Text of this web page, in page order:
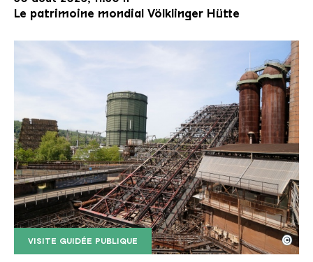
Le patrimoine mondial Völklinger Hütte
VISITE GUIDÉE PUBLIQUE
Le monte-charge incliné de la Völklinger Hütte
Copyright: Weltkulturerbe Völklinger Hütte | Karl
©